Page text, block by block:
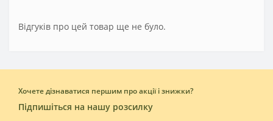
Відгуків про цей товар ще не було.
Хочете дізнаватися першим про акції і знижки?
Підпишіться на нашу розсилку